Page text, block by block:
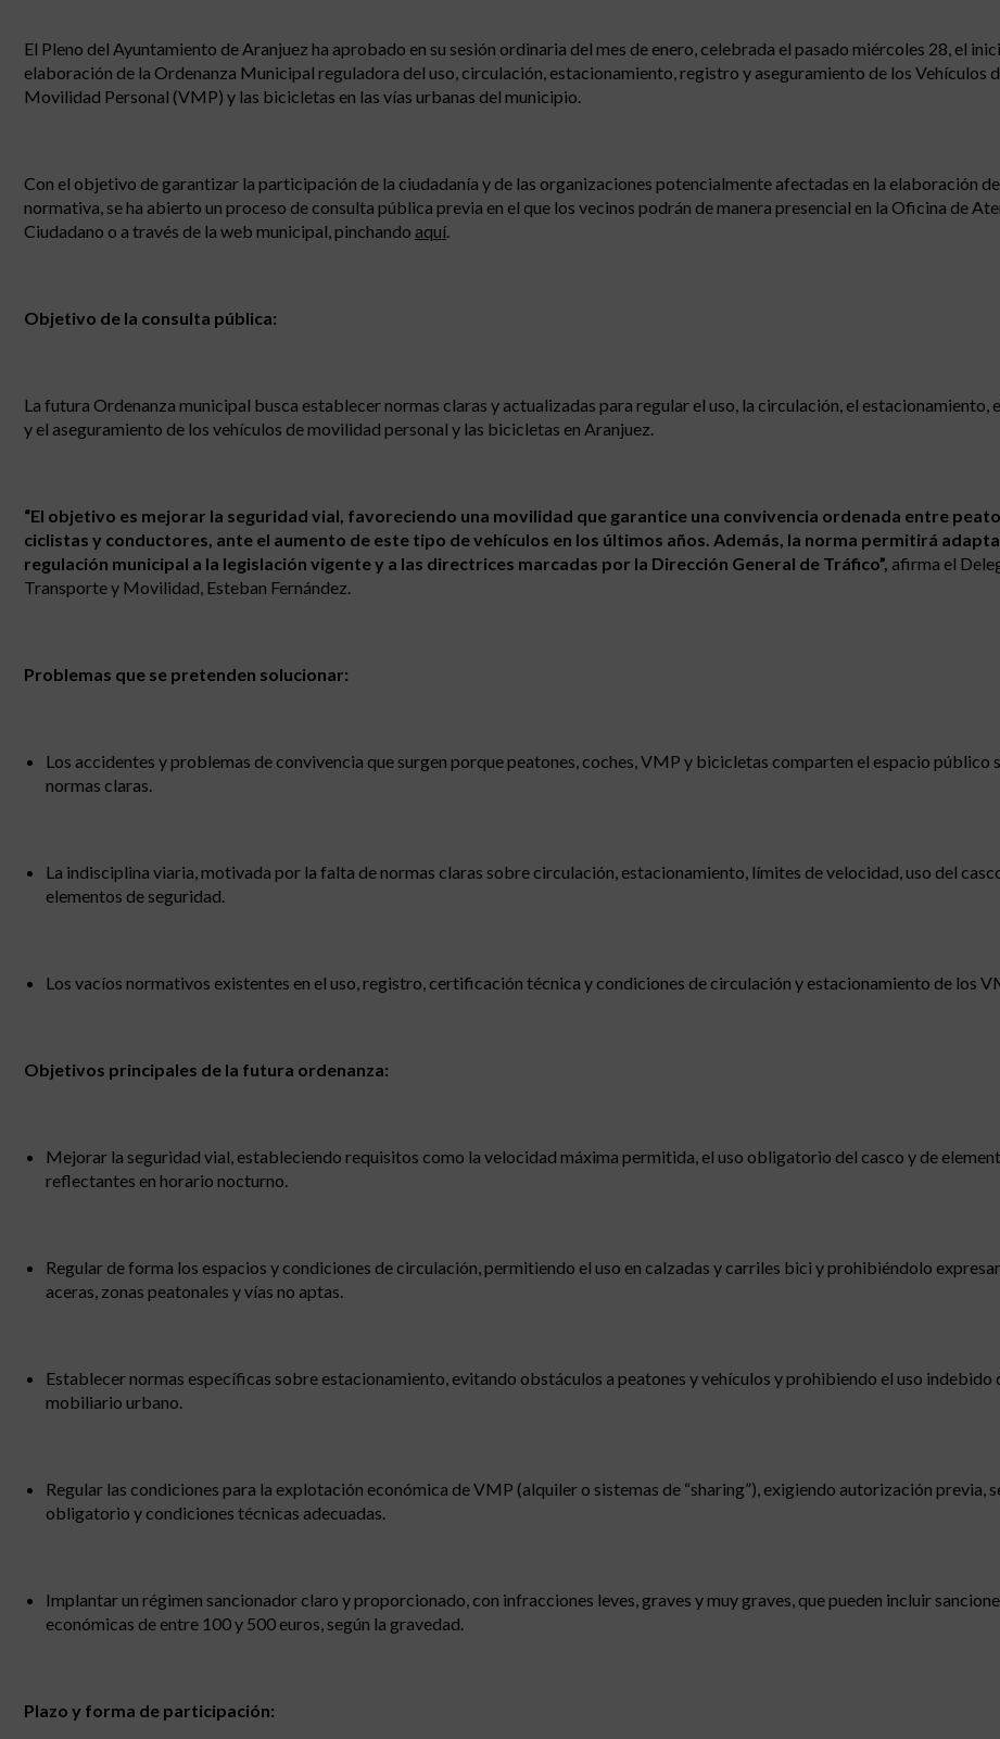
El Pleno del Ayuntamiento de Aranjuez ha aprobado en su sesión ordinaria del mes de enero, celebrada el pasado miércoles 28, el
elaboración de la Ordenanza Municipal reguladora del uso, circulación, estacionamiento, registro y aseguramiento de los Vehículos
Movilidad Personal (VMP) y las bicicletas en las vías urbanas del municipio.
Con el objetivo de garantizar la participación de la ciudadanía y de las organizaciones potencialmente afectadas en la elaboración
normativa, se ha abierto un proceso de consulta pública previa en el que los vecinos podrán de manera presencial en la Oficina de
Ciudadano o a través de la web municipal, pinchando aquí
Objetivo de la consulta pública:
La futura Ordenanza municipal busca establecer normas claras y actualizadas para regular el uso, la circulación, el estacionamiento,
y el aseguramiento de los vehículos de movilidad personal y las bicicletas en Aranjuez.
“El objetivo es mejorar la seguridad vial, favoreciendo una movilidad que garantice una convivencia ordenada entre
ciclistas y conductores, ante el aumento de este tipo de vehículos en los últimos años. Además, la norma permitirá
regulación municipal a la legislación vigente y a las directrices marcadas por la Dirección General de Tráfico”, afirma el
Transporte y Movilidad, Esteban Fernández.
Problemas que se pretenden solucionar:
Los accidentes y problemas de convivencia que surgen porque peatones, coches, VMP y bicicletas comparten el espacio público
normas claras.
La indisciplina viaria, motivada por la falta de normas claras sobre circulación, estacionamiento, límites de velocidad, uso del
elementos de seguridad.
Los vacíos normativos existentes en el uso, registro, certificación técnica y condiciones de circulación y estacionamiento de los
Objetivos principales de la futura ordenanza:
Mejorar la seguridad vial, estableciendo requisitos como la velocidad máxima permitida, el uso obligatorio del casco y de
reflectantes en horario nocturno.
Regular de forma los espacios y condiciones de circulación, permitiendo el uso en calzadas y carriles bici y prohibiéndolo
aceras, zonas peatonales y vías no aptas.
Establecer normas específicas sobre estacionamiento, evitando obstáculos a peatones y vehículos y prohibiendo el uso indebido
mobiliario urbano.
Regular las condiciones para la explotación económica de VMP (alquiler o sistemas de “sharing”), exigiendo autorización previa,
obligatorio y condiciones técnicas adecuadas.
Implantar un régimen sancionador claro y proporcionado, con infracciones leves, graves y muy graves, que pueden incluir
económicas de entre 100 y 500 euros, según la gravedad.
Plazo y forma de participación: